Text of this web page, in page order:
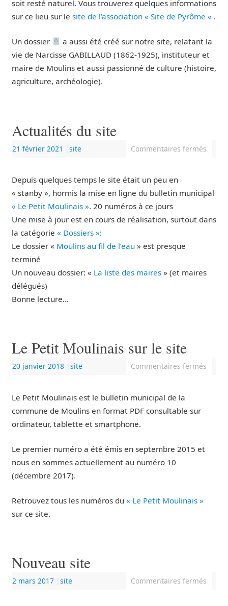
soit resté naturel. Vous trouverez quelques informations
sur ce lieu sur le site de l’association « Site de Pyrôme « .
Un dossier
a aussi été créé sur notre site, relatant la
vie de Narcisse GABILLAUD (1862-1925), instituteur et
maire de Moulins et aussi passionné de culture (histoire,
agriculture, archéologie).
Actualités du site
21 février 2021 | site Commentaires fermés
Depuis quelques temps le site était un peu en
« stanby », hormis la mise en ligne du bulletin municipal
« Le Petit Moulinais ». 20 numéros à ce jours
Une mise à jour est en cours de réalisation, surtout dans
la catégorie « Dossiers »:
Le dossier « Moulins au fil de l’eau» est presque
terminé
Un nouveau dossier: « La liste des maires» (et maires
délégués)
Bonne lecture…
Le Petit Moulinais sur le site
20 janvier 2018 | site Commentaires fermés
Le Petit Moulinais est le bulletin municipal de la
commune de Moulins en format PDF consultable sur
ordinateur, tablette et smartphone.
Le premier numéro a été émis en septembre 2015 et
nous en sommes actuellement au numéro 10
(décembre 2017).
Retrouvez tous les numéros du « Le Petit Moulinais »
sur ce site.
Nouveau site
2 mars 2017 | site Commentaires fermés